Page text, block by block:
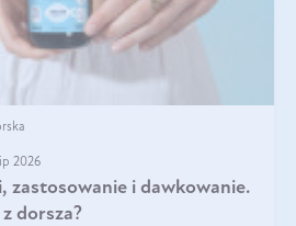
2026
zastosowanie i dawkowanie.
dorsza?